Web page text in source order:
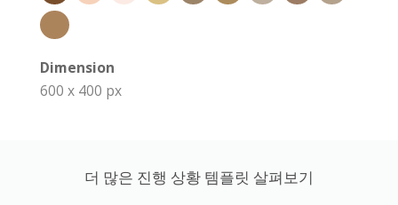
Dimension
600 x 400 px
더 많은 진행 상황 템플릿 살펴보기